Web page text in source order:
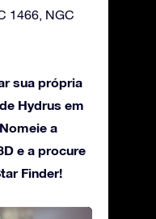
1466, NGC
sua própria
Hydrus em
a
e a procure
Finder!